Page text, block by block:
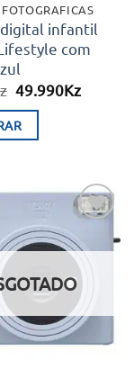
infantil
com
O
original
era:
49.990KzO
Adicionar
aos meus
desejos